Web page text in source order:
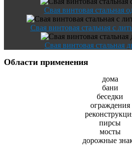
Свая винтовая стальная
Свая винтовая стальная с
Свая винтовая стальная
Области применения
дома
бани
беседки
ограждения
пирсы
мосты
дорожные